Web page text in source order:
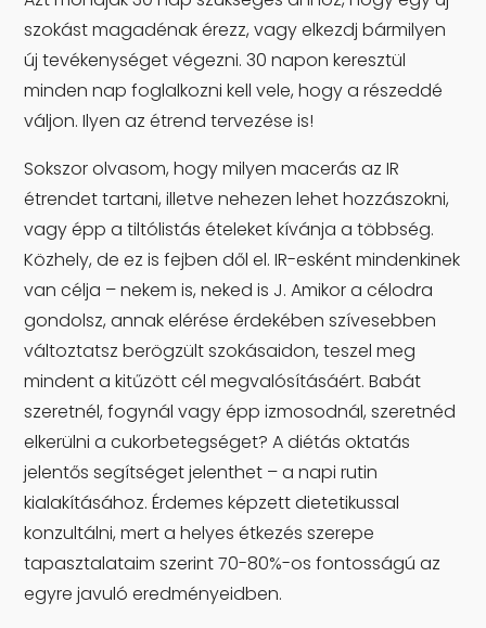
szokást magadénak érezz, vagy elkezdj bármilyen
új tevékenységet végezni. 30 napon keresztül
minden nap foglalkozni kell vele, hogy a részeddé
váljon. Ilyen az étrend tervezése is!
Sokszor olvasom, hogy milyen macerás az IR
étrendet tartani, illetve nehezen lehet hozzászokni,
vagy épp a tiltólistás ételeket kívánja a többség.
Közhely, de ez is fejben dől el. IR-esként mindenkinek
van célja – nekem is, neked is J. Amikor a célodra
gondolsz, annak elérése érdekében szívesebben
változtatsz berögzült szokásaidon, teszel meg
mindent a kitűzött cél megvalósításáért. Babát
szeretnél, fogynál vagy épp izmosodnál, szeretnéd
elkerülni a cukorbetegséget? A diétás oktatás
jelentős segítséget jelenthet – a napi rutin
kialakításához. Érdemes képzett dietetikussal
konzultálni, mert a helyes étkezés szerepe
tapasztalataim szerint 70-80%-os fontosságú az
egyre javuló eredményeidben.